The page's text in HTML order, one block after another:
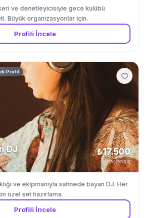
ve denetleyicisiyle gece kulübü
Büyük organizasyonlar için.
Profili İncele
Profil
DJ ₺17.500
başlangıç
ve ekipmanıyla sahnede bayan DJ. Her
özel set hazırlama.
Profili İncele